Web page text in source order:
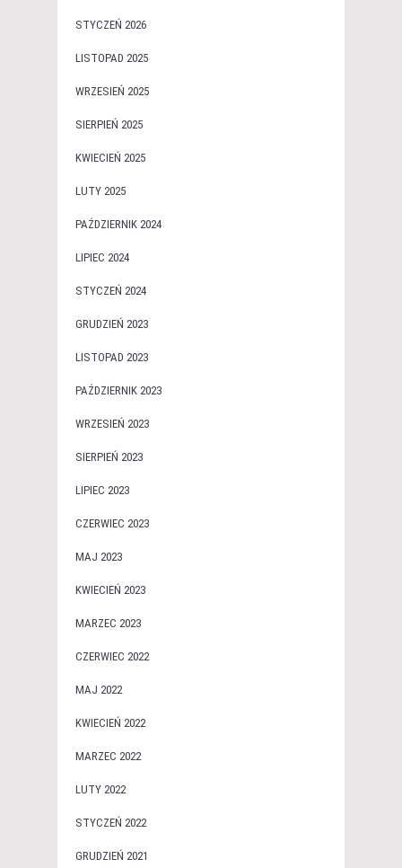
STYCZEŃ 2026
LISTOPAD 2025
WRZESIEŃ 2025
SIERPIEŃ 2025
KWIECIEŃ 2025
LUTY 2025
PAŹDZIERNIK 2024
LIPIEC 2024
STYCZEŃ 2024
GRUDZIEŃ 2023
LISTOPAD 2023
PAŹDZIERNIK 2023
WRZESIEŃ 2023
SIERPIEŃ 2023
LIPIEC 2023
CZERWIEC 2023
MAJ 2023
KWIECIEŃ 2023
MARZEC 2023
CZERWIEC 2022
MAJ 2022
KWIECIEŃ 2022
MARZEC 2022
LUTY 2022
STYCZEŃ 2022
GRUDZIEŃ 2021